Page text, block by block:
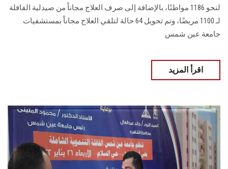
سجل الان
لنحو 1186 مواطنًا، بالإضافة إلى صرف العلاج مجاناً من صيدلية القافلة
لـ 1100 مريضًا، وتم تحويل 64 حالة لتلقي العلاج مجاناً بمستشفيات
جامعة عين شمس
اقرأ المزيد